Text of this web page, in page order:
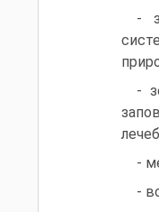
-
-
-
-